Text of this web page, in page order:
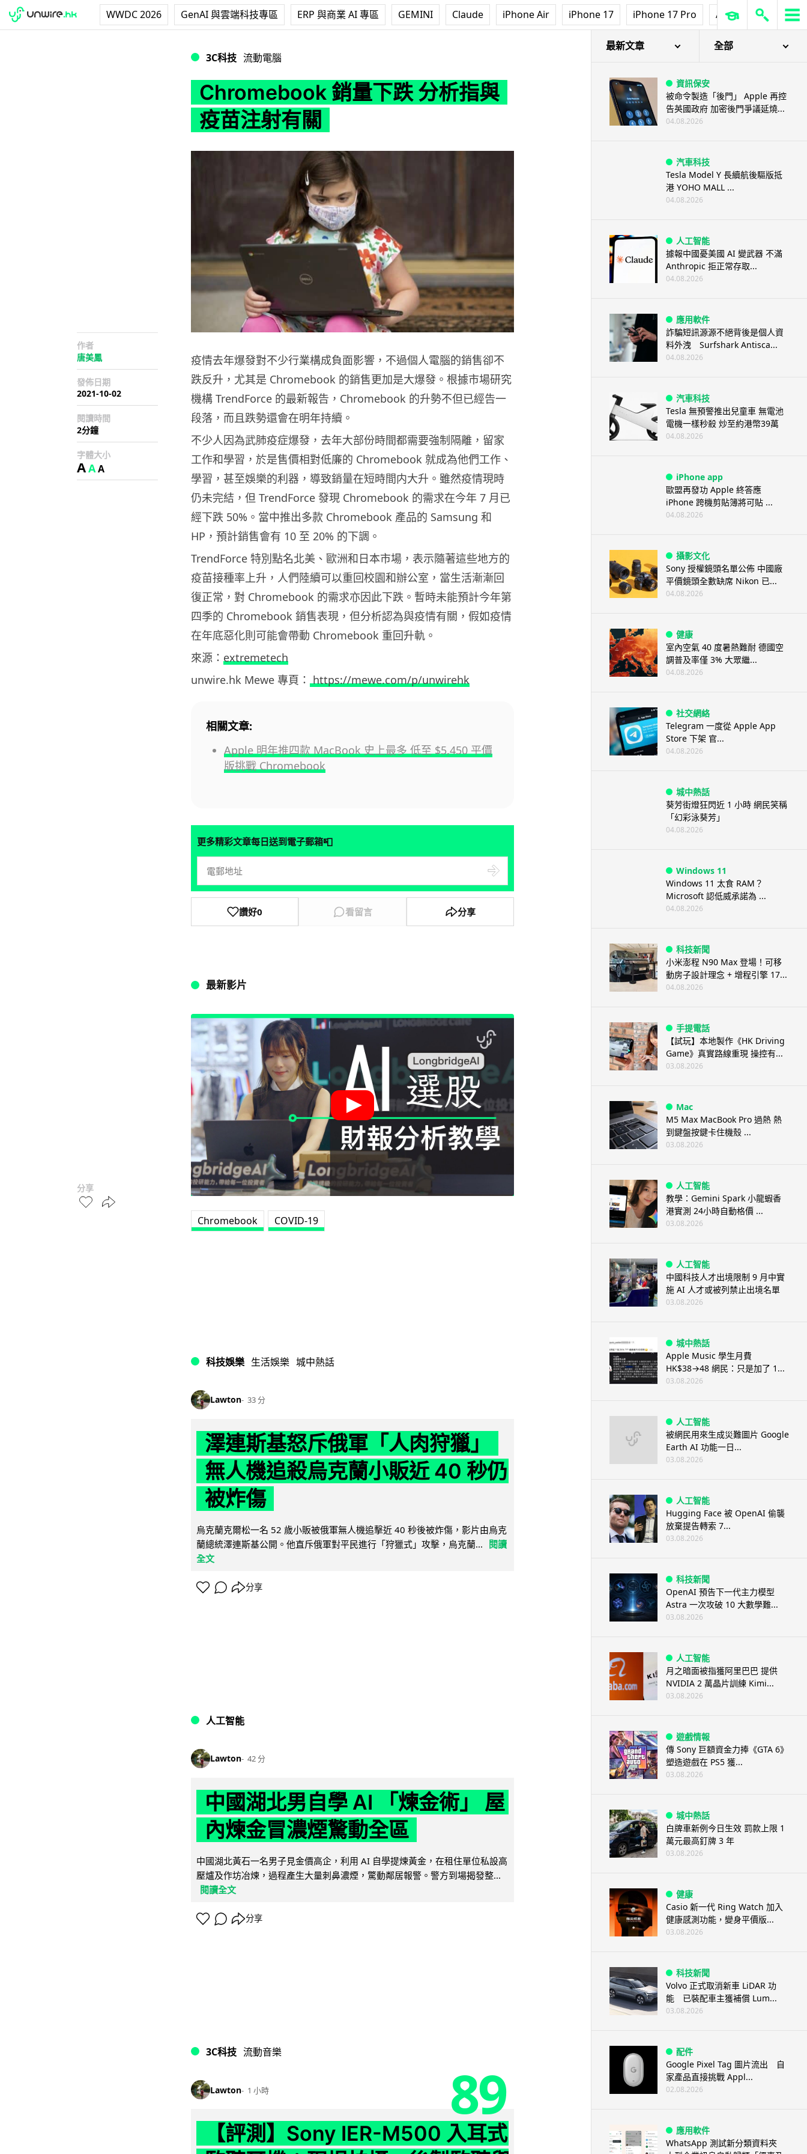
WWDC 2026 GenAI 與雲端科技專區 ERP 與商業 AI 專區 GEMINI Claude iPhone Air iPhone 17 iPhone 17 Pro AirPods Pro 3
3C科技 流動電腦
Chromebook 銷量下跌 分析指與
疫苗注射有關
作者
唐美鳳
發佈日期
2021-10-02
閱讀時間
2分鐘
字體大小
AAA
分享
疫情去年爆發對不少行業構成負面影響，不過個人電腦的銷售卻不
跌反升，尤其是 Chromebook 的銷售更加是大爆發。根據市場研究
機構 TrendForce 的最新報告，Chromebook 的升勢不但已經告一
段落，而且跌勢還會在明年持續。
不少人因為武肺疫症爆發，去年大部份時間都需要強制隔離，留家
工作和學習，於是售價相對低廉的 Chromebook 就成為他們工作、
學習，甚至娛樂的利器，導致銷量在短時間内大升。雖然疫情現時
仍未完結，但 TrendForce 發現 Chromebook 的需求在今年 7 月已
經下跌 50%。當中推出多款 Chromebook 產品的 Samsung 和
HP，預計銷售會有 10 至 20% 的下調。
TrendForce 特別點名北美、歐洲和日本市場，表示隨著這些地方的
疫苗接種率上升，人們陸續可以重回校園和辦公室，當生活漸漸回
復正常，對 Chromebook 的需求亦因此下跌。暫時未能預計今年第
四季的 Chromebook 銷售表現，但分析認為與疫情有關，假如疫情
在年底惡化則可能會帶動 Chromebook 重回升軌。
來源： extremetech
unwire.hk Mewe 專頁： https://mewe.com/p/unwirehk
相關文章:
Apple 明年推四款 MacBook 史上最多 低至 $5,450 平價
版挑戰 Chromebook
更多精彩文章每日送到電子郵箱📮
讚好0 看留言 分享
最新影片
Chromebook COVID-19
科技娛樂 生活娛樂 城中熱話
Lawton 33 分
澤連斯基怒斥俄軍「人肉狩獵」
無人機追殺烏克蘭小販近 40 秒仍
被炸傷
烏克蘭克爾松一名 52 歲小販被俄軍無人機追擊近 40 秒後被炸傷，影片由烏克
蘭總統澤連斯基公開。他直斥俄軍對平民進行「狩獵式」攻擊，烏克蘭... 閱讀
全文
分享
人工智能
Lawton 42 分
中國湖北男自學 AI 「煉金術」 屋
內煉金冒濃煙驚動全區
中國湖北黃石一名男子見金價高企，利用 AI 自學提煉黃金，在租住單位私設高
壓爐及作坊冶煉，過程產生大量刺鼻濃煙，驚動鄰居報警。警方到場揭發整...
閱讀全文
分享
3C科技 流動音樂
Lawton 1 小時 89
【評測】Sony IER-M500 入耳式
最新文章 全部
資訊保安
被命令製造「後門」 Apple 再控
告英國政府 加密後門爭議延燒...
04.08.2026
汽車科技
Tesla Model Y 長續航後驅版抵
港 YOHO MALL ...
04.08.2026
人工智能
據報中國憂美國 AI 變武器 不滿
Anthropic 拒正常存取...
04.08.2026
應用軟件
詐騙短訊源源不絕背後是個人資
料外洩 Surfshark Antisca...
04.08.2026
汽車科技
Tesla 無預警推出兒童車 無電池
電機一樣秒殺 炒至約港幣39萬
04.08.2026
iPhone app
歐盟再發功 Apple 終答應
iPhone 跨機剪貼簿將可貼 ...
04.08.2026
攝影文化
Sony 授權鏡頭名單公佈 中國廠
平價鏡頭全數缺席 Nikon 已...
04.08.2026
健康
室內空氣 40 度暑熱難耐 德國空
調普及率僅 3% 大眾繼...
04.08.2026
社交網絡
Telegram 一度從 Apple App
Store 下架 官...
04.08.2026
城中熱話
葵芳街燈狂閃近 1 小時 網民笑稱
「幻彩泳葵芳」
04.08.2026
Windows 11
Windows 11 太食 RAM？
Microsoft 認低威承諾為 ...
04.08.2026
科技新聞
小米澎程 N90 Max 登場！可移
動房子設計理念 + 增程引擎 17...
04.08.2026
手提電話
【試玩】本地製作《HK Driving
Game》真實路線重現 操控有...
03.08.2026
Mac
M5 Max MacBook Pro 過熱 熱
到鍵盤按鍵卡住機殼 ...
03.08.2026
人工智能
教學：Gemini Spark 小龍蝦香
港實測 24小時自動格價 ...
03.08.2026
人工智能
中國科技人才出境限制 9 月中實
施 AI 人才或被列禁止出境名單
03.08.2026
城中熱話
Apple Music 學生月費
HK$38→48 網民：只是加了 1...
03.08.2026
人工智能
被網民用來生成災難圖片 Google
Earth AI 功能一日...
03.08.2026
人工智能
Hugging Face 被 OpenAI 偷襲
放棄提告轉索 7...
03.08.2026
科技新聞
OpenAI 預告下一代主力模型
Astra 一次攻破 10 大數學難...
03.08.2026
人工智能
月之暗面被指獲阿里巴巴 提供
NVIDIA 2 萬晶片訓練 Kimi...
03.08.2026
遊戲情報
傳 Sony 巨額資金力捧《GTA 6》
塑造遊戲在 PS5 獲...
03.08.2026
城中熱話
白牌車新例今日生效 罰款上限 1
萬元最高釘牌 3 年
03.08.2026
健康
Casio 新一代 Ring Watch 加入
健康感測功能，變身平價版...
03.08.2026
科技新聞
Volvo 正式取消新車 LiDAR 功
能 已裝配車主獲補償 Lum...
03.08.2026
配件
Google Pixel Tag 圖片流出 自
家產品直接挑戰 Appl...
02.08.2026
應用軟件
WhatsApp 測試新分類資料夾